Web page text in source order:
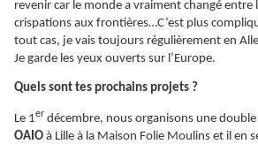
revenir car le monde a vraiment changé entre
crispations aux frontières…C’est plus
tout cas, je vais toujours régulièrement en
Je garde les yeux ouverts sur l’Europe.
Quels sont tes prochains projets ?
Le 1er décembre, nous organisons une
OAIO à Lille à la Maison Folie Moulins et il en